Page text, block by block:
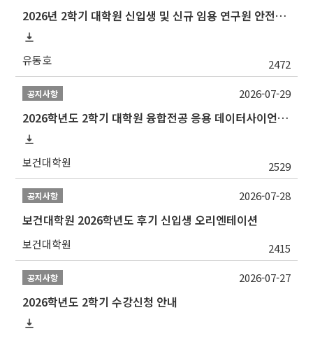
2026년 2학기 대학원 신입생 및 신규 임용 연구원 안전환경교육(신규교육) 실시 안내
유동호 2472
공지사항
2026학년도 2학기 대학원 융합전공 응용 데이터사이언스 선발 계획 알림
보건대학원 2529
2026-07-29
공지사항
보건대학원 2026학년도 후기 신입생 오리엔테이션
보건대학원 2415
2026-07-28
공지사항
2026학년도 2학기 수강신청 안내
2026-07-27